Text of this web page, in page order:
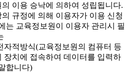
의 이용 승낙에 의하여 성립됩니다.
규정에 의해 이용자가 이용 신청
는 교육정보원이 이용자 관리시 필
자적방식(교육정보원의 컴퓨터 등
장치에 접속하여 데이터를 입력하
합니다)